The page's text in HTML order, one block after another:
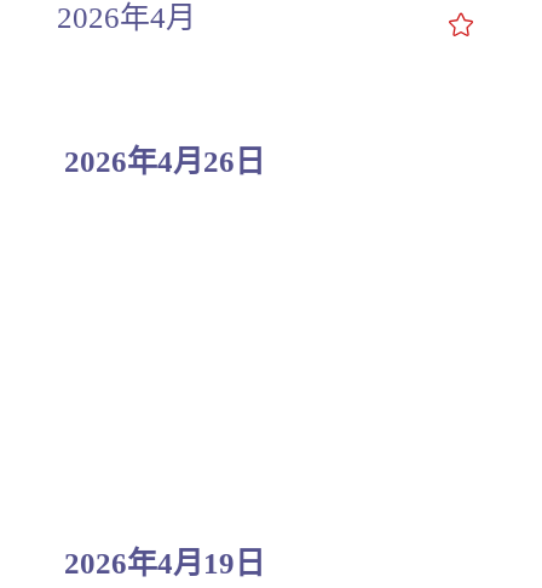
2026年4月
2026年4月26日
2026年4月19日